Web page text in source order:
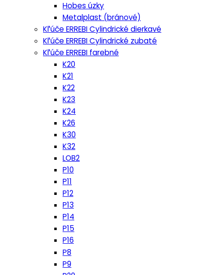
Hobes úzky
Metalplast (bránové)
Kľúče ERREBI Cylindrické dierkavé
Kľúče ERREBI Cylindrické zubaté
Kľúče ERREBI farebné
K20
K21
K22
K23
K24
K26
K30
K32
LOB2
P10
P11
P12
P13
P14
P15
P16
P8
P9